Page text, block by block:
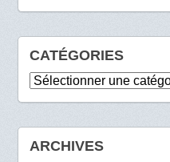
CATÉGORIES
Catégories
ARCHIVES